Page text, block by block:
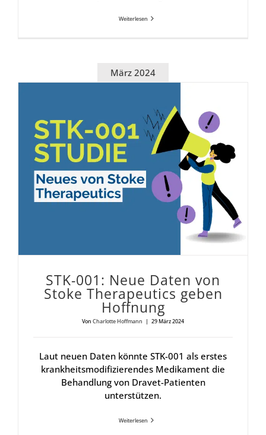
Weiterlesen
März 2024
STK-001: Neue Daten von
Sto­ke The­ra­peu­tics geben
Hoff­nung
Von Charlotte Hoffmann | 29 März 2024
Laut neuen Daten könnte STK-001 als erstes
krankheitsmodifizierendes Medikament die
Behandlung von Dravet-Patienten
unterstützen.
Weiterlesen